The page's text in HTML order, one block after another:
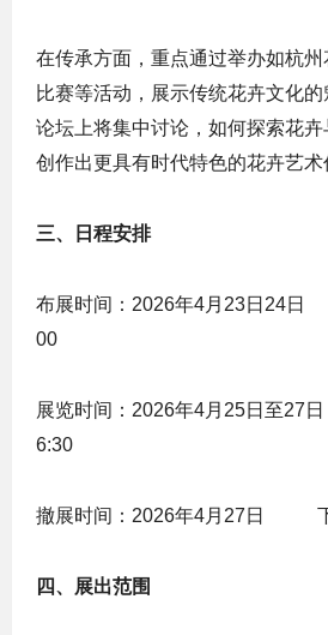
在传承方面，重点通过举办如杭
比赛等活动，展示传统花卉文化的
论坛上将集中讨论，如何探索花卉
创作出更具有时代特色的花卉艺术
三、日程安排
布展时间：2026年4月23日24
00
展览时间：2026年4月25日至27
6:30
撤展时间：2026年4月27日 下
四、展出范围